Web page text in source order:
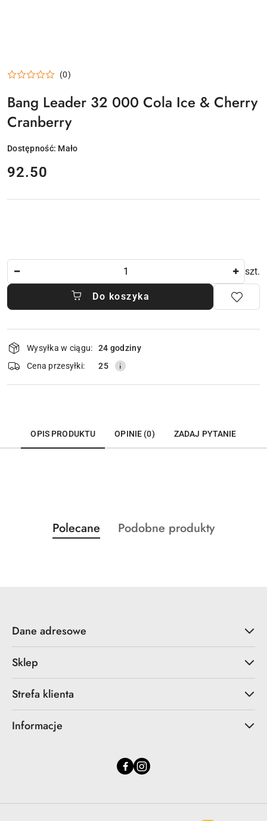
(0)
Bang Leader 32 000 Cola Ice & Cherry
Cranberry
Dostępność: Mało
cena:
92.50
szt.
Do koszyka
Dostępność
i
dostawa
Wysyłka w ciągu:
24 godziny
Cena przesyłki:
25
OPIS PRODUKTU OPINIE (0) ZADAJ PYTANIE
Pomiń karuzelę produktów
Produkty
o
Polecane
Produkty
Podobne produkty
Dane adresowe
Sklep
Strefa klienta
Informacje